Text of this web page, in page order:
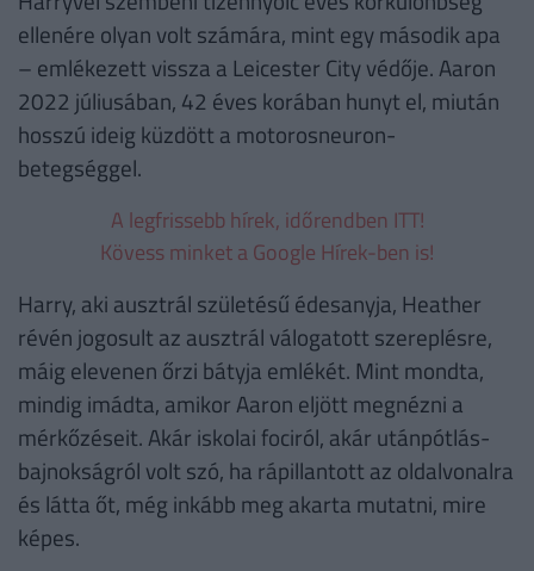
ellenére olyan volt számára, mint egy második apa
– emlékezett vissza a Leicester City védője. Aaron
2022 júliusában, 42 éves korában hunyt el, miután
hosszú ideig küzdött a motorosneuron-
betegséggel.
A legfrissebb hírek, időrendben ITT!
Kövess minket a Google Hírek-ben is!
Harry, aki ausztrál születésű édesanyja, Heather
révén jogosult az ausztrál válogatott szereplésre,
máig elevenen őrzi bátyja emlékét. Mint mondta,
mindig imádta, amikor Aaron eljött megnézni a
mérkőzéseit. Akár iskolai fociról, akár utánpótlás-
bajnokságról volt szó, ha rápillantott az oldalvonalra
és látta őt, még inkább meg akarta mutatni, mire
képes.